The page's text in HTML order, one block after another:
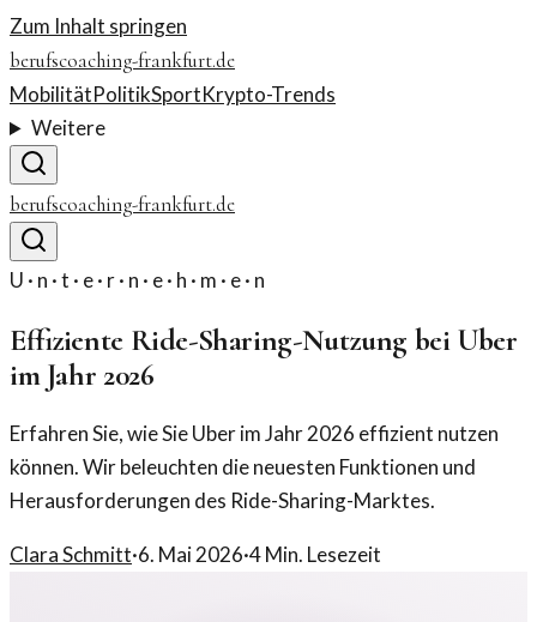
Zum Inhalt springen
berufscoaching-frankfurt.de
MobilitätPolitikSportKrypto-Trends
Weitere
berufscoaching-frankfurt.de
U · n · t · e · r · n · e · h · m · e · n
Effiziente Ride-Sharing-Nutzung bei Uber
im Jahr 2026
Erfahren Sie, wie Sie Uber im Jahr 2026 effizient nutzen
können. Wir beleuchten die neuesten Funktionen und
Herausforderungen des Ride-Sharing-Marktes.
Clara Schmitt·6. Mai 2026·4Min. Lesezeit